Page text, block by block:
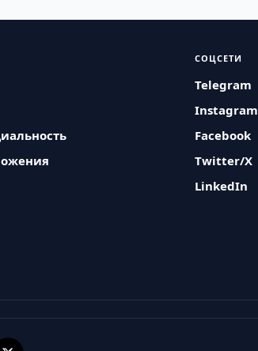
СОЦСЕТИ
Telegram
Instagram
Facebook
Twitter/X
LinkedIn